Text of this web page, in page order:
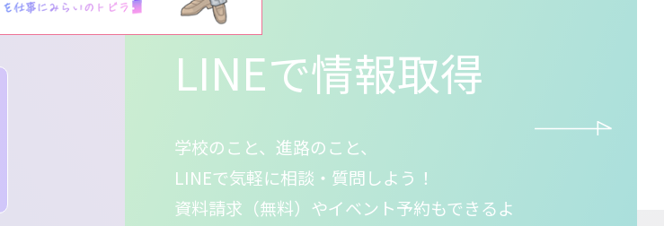
LINEで情報取得
学校のこと、進路のこと、
LINEで気軽に相談・質問しよう！
資料請求（無料）やイベント予約もできるよ